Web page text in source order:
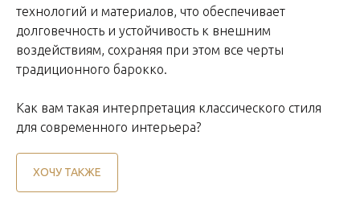
технологий и материалов, что обеспечивает
долговечность и устойчивость к внешним
воздействиям, сохраняя при этом все черты
традиционного барокко.
Как вам такая интерпретация классического стиля
для современного интерьера?
ХОЧУ ТАКЖЕ
Авторские входные двери
Компания
О нас
Портфолио
Магазин
г. Москва, ул. Рублевское
г. Калининград,
Адреса: